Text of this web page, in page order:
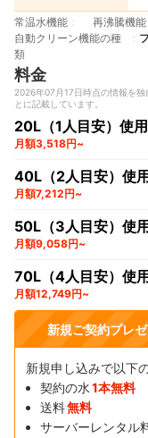
常温水機能 再沸騰機能
自動クリーン機能の種
類
料金
2026年07月17日時点の情報を
とに記載しています。
20L（1人目安）使
月額3,518円~
40L（2人目安）使
月額7,212円~
50L（3人目安）使
月額9,058円~
70L（4人目安）使
月額12,749円~
新規ご契約プレ
新規申し込みで以下
契約の水1本無料
送料無料
サーバーレンタル